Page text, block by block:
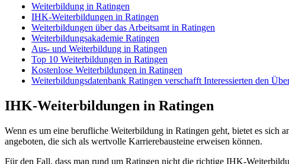
Weiterbildung in Ratingen
IHK-Weiterbildungen in Ratingen
Weiterbildungen über das Arbeitsamt in Ratingen
Weiterbildungsakademie Ratingen
Aus- und Weiterbildung in Ratingen
Top 10 Weiterbildungen in Ratingen
Kostenlose Weiterbildungen in Ratingen
Weiterbildungsdatenbank Ratingen verschafft Interessierten den
IHK-Weiterbildungen in Ratingen
Wenn es um eine berufliche Weiterbildung in Ratingen geht, bietet es sich
angeboten, die sich als wertvolle Karrierebausteine erweisen können.
Für den Fall, dass man rund um Ratingen nicht die richtige IHK-